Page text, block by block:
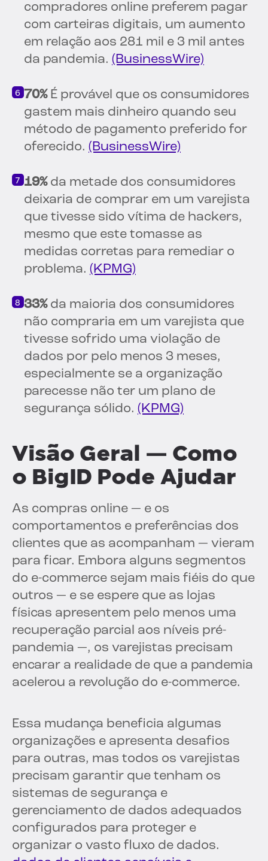
compradores online preferem pagar
com carteiras digitais, um aumento
em relação aos 281 mil e 3 mil antes
da pandemia. (BusinessWire)
70%É provável que os consumidores
gastem mais dinheiro quando seu
método de pagamento preferido for
oferecido. (BusinessWire)
19%da metade dos consumidores
deixaria de comprar em um varejista
que tivesse sido vítima de hackers,
mesmo que este tomasse as
medidas corretas para remediar o
problema. (KPMG)
33%da maioria dos consumidores
não compraria em um varejista que
tivesse sofrido uma violação de
dados por pelo menos 3 meses,
especialmente se a organização
parecesse não ter um plano de
segurança sólido. (KPMG)
Visão Geral — Como
o BigID Pode Ajudar
As compras online — e os
comportamentos e preferências dos
clientes que as acompanham — vieram
para ficar. Embora alguns segmentos
do e-commerce sejam mais fiéis do que
outros — e se espere que as lojas
físicas apresentem pelo menos uma
recuperação parcial aos níveis pré-
pandemia —, os varejistas precisam
encarar a realidade de que a pandemia
acelerou a revolução do e-commerce.
Essa mudança beneficia algumas
organizações e apresenta desafios
para outras, mas todos os varejistas
precisam garantir que tenham os
sistemas de segurança e
gerenciamento de dados adequados
configurados para proteger e
organizar o vasto fluxo de dados.